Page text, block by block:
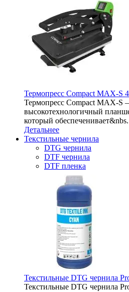
Термопресс Compact MAX-S
Термопресс Compact MAX-S
высокотехнологичный
который обеспеченивает&nbs.
Детальнее
Текстильные чернила
DTG чернила
DTF чернила
DTF пленка
Текстильные DTG чернила
Текстильные DTG чернила